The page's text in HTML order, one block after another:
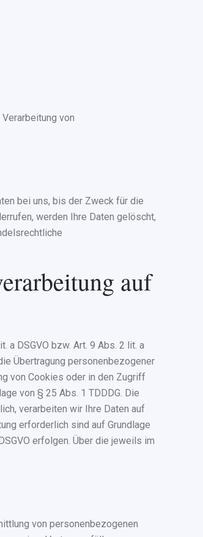
von
bei uns, bis der Zweck für die
werden Ihre Daten gelöscht,
auf
a DSGVO bzw. Art. 9 Abs. 2 lit. a
Übertragung personenbezogener
von Cookies oder in den Zugriff
von § 25 Abs. 1 TDDDG. Die
verarbeiten wir Ihre Daten auf
erforderlich sind auf Grundlage
erfolgen. Über die jeweils im
von personenbezogenen